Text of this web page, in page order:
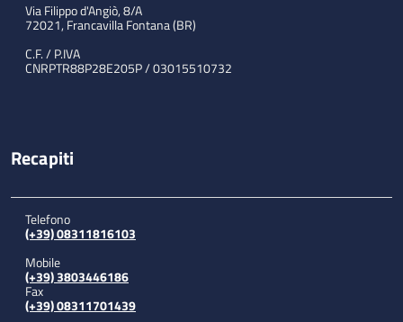
Via Filippo d'Angiò, 8/A
72021, Francavilla Fontana (BR)
C.F. / P.IVA
CNRPTR88P28E205P / 03015510732
Recapiti
Telefono
(+39) 08311816103
Mobile
(+39) 3803446186
Fax
(+39) 08311701439